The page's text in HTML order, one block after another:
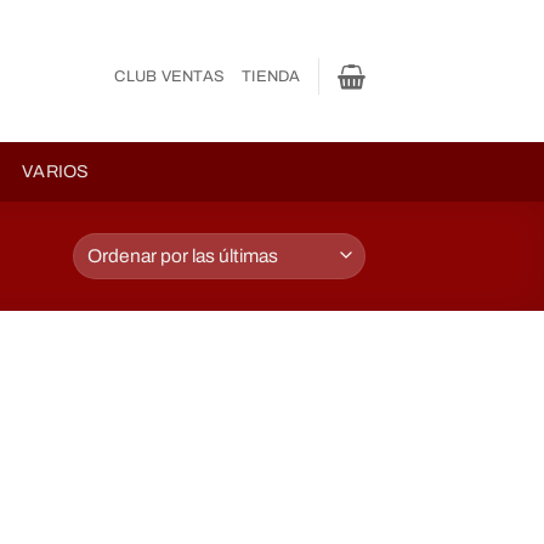
CLUB VENTAS TIENDA
VARIOS